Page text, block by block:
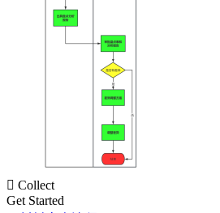
 Collect
Get Started